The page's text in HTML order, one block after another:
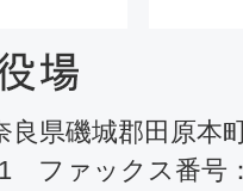
県磯城郡田原本
ファックス番号